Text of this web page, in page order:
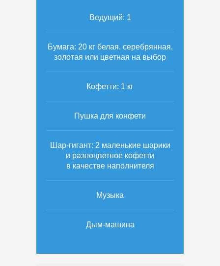
Ведущий: 1
Бумага: 20 кг белая, серебрянная,
золотая или цветная на выбор
Кофетти: 1 кг
Пушка для конфети
Шар-гигант: 2 маленькие шарики
и разноцветное кофетти
в качестве наполнителя
Музыка
Дым-машина